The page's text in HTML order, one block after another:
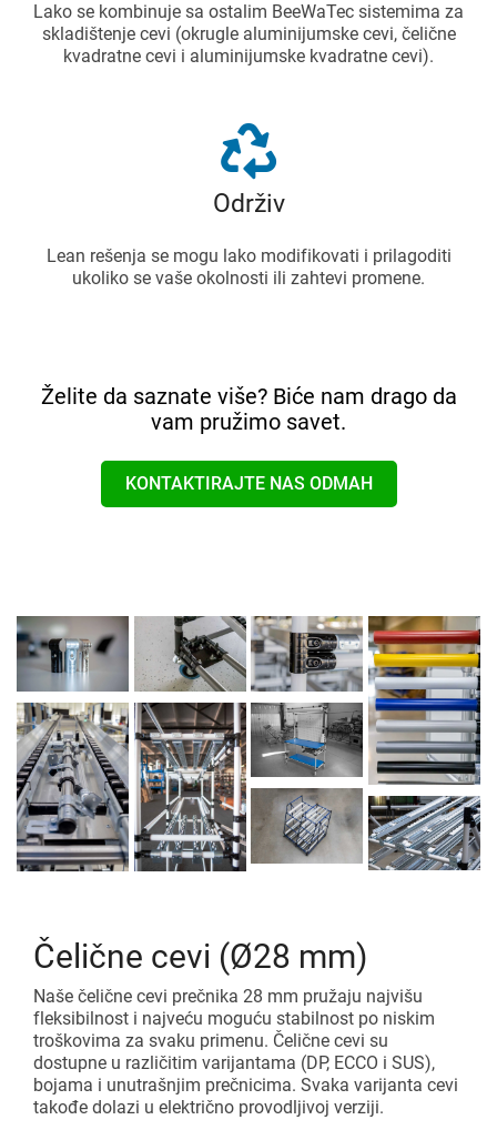
Lako se kombinuje sa ostalim BeeWaTec sistemima za
skladištenje cevi (okrugle aluminijumske cevi, čelične
kvadratne cevi i aluminijumske kvadratne cevi).
Održiv
Lean rešenja se mogu lako modifikovati i prilagoditi
ukoliko se vaše okolnosti ili zahtevi promene.
Želite da saznate više? Biće nam drago da
vam pružimo savet.
KONTAKTIRAJTE NAS ODMAH
Čelične cevi (Ø28 mm)
Naše čelične cevi prečnika 28 mm pružaju najvišu
fleksibilnost i najveću moguću stabilnost po niskim
troškovima za svaku primenu. Čelične cevi su
dostupne u različitim varijantama (DP, ECCO i SUS),
bojama i unutrašnjim prečnicima. Svaka varijanta cevi
takođe dolazi u električno provodljivoj verziji.